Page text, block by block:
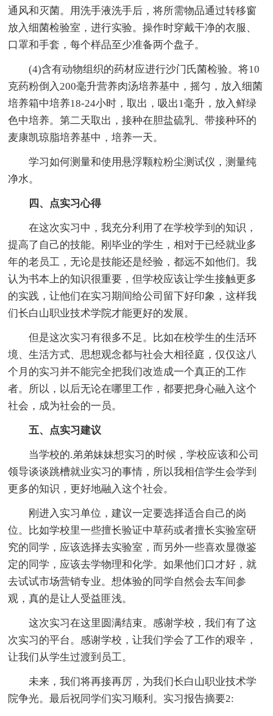
通风和灭菌。用洗手液洗手后，将所需物品通过转移窗
放入细菌检验室，进行实验。操作时穿戴干净的衣服、
口罩和手套，每个样品至少准备两个盘子。
(4)含有动物组织的药材应进行沙门氏菌检验。将10
克药粉倒入200毫升营养肉汤培养基中，摇匀，放入细菌
培养箱中培养18-24小时，取出，吸出1毫升，放入鲜绿
色中培养。第二天取出，接种在胆盐硫乳、带接种环的
麦康凯琼脂培养基中，培养一天。
学习如何测量和使用悬浮颗粒粉尘测试仪，测量纯
净水。
四、点实习心得
在这次实习中，我充分利用了在学校学到的知识，
提高了自己的技能。刚毕业的学生，相对于已经就业多
年的老员工，无论是技能还是经验，都远不如他们。我
认为书本上的知识很重要，但学校应该让学生接触更多
的实践，让他们在实习期间给公司留下好印象，这样我
们长白山职业技术学院才能更好的发展。
但是这次实习有很多不足。比如在校学生的生活环
境、生活方式、思想观念都与社会大相径庭，仅仅这八
个月的实习并不能完全把我们改造成一个真正的工作
者。所以，以后无论在哪里工作，都要把身心融入这个
社会，成为社会的一员。
五、点实习建议
当学校的.弟弟妹妹想实习的时候，学校应该和公司
领导谈谈跳槽就业实习的事情，所以我相信学生会学到
更多的知识，更好地融入这个社会。
刚进入实习单位，建议一定要选择适合自己的岗
位。比如学校里一些擅长验证中草药或者擅长实验室研
究的同学，应该选择去实验室，而另外一些喜欢显微鉴
定的同学，应该去学物理和化学。如果他们口才好，就
去试试市场营销专业。想体验的同学自然会去车间参
观，真的是让人受益匪浅。
这次实习在这里圆满结束。感谢学校，我们有了这
次实习的平台。感谢学校，让我们学会了工作的艰辛，
让我们从学生过渡到员工。
未来，我们将再接再厉，为我们长白山职业技术学
院争光。最后祝同学们实习顺利。实习报告摘要2: